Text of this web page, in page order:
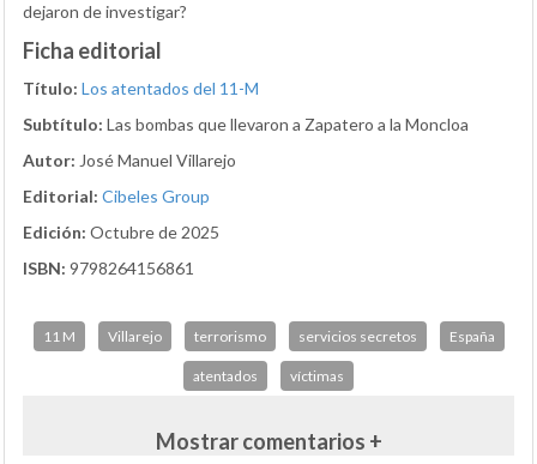
dejaron de investigar?
Ficha editorial
Título: Los atentados del 11-M
Subtítulo: Las bombas que llevaron a Zapatero a la Moncloa
Autor: José Manuel Villarejo
Editorial: Cibeles Group
Edición: Octubre de 2025
ISBN: 9798264156861
11 M Villarejo terrorismo servicios secretos España
atentados víctimas
Mostrar comentarios +